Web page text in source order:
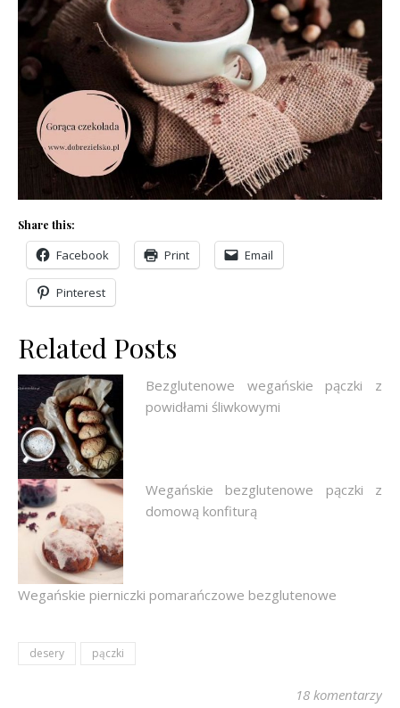
Share this:
Facebook Print Email
Pinterest
Related Posts
Bezglutenowe wegańskie pączki z
powidłami śliwkowymi
Wegańskie bezglutenowe pączki z
domową konfiturą
Wegańskie pierniczki pomarańczowe bezglutenowe
desery pączki
18 komentarzy